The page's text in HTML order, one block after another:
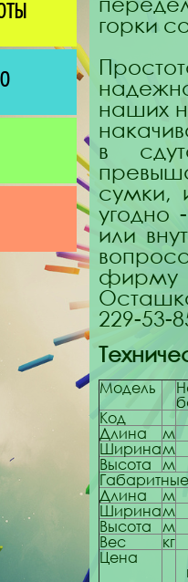
горки
наших
в
сумки,
угодно
или
фирму
229-53-
Модель
Код
Длина
м
Ширинам
Высота
м
Длина
м
Ширинам
Высота
м
Вес
кг
Цена